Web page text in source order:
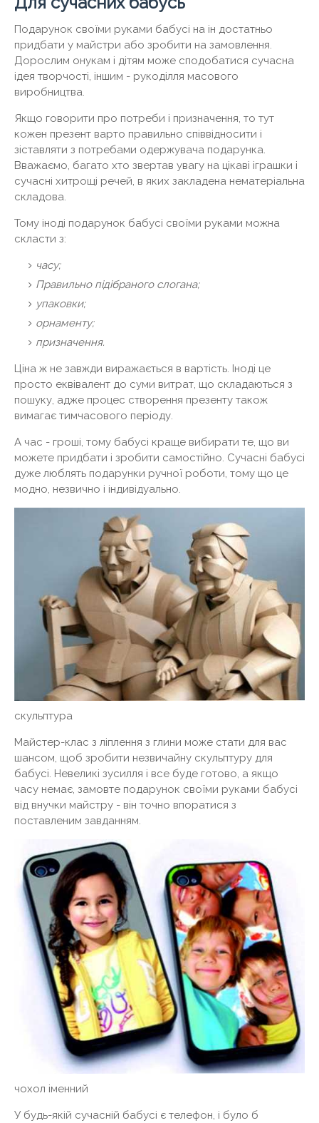
Подарунок своїми руками бабусі на ін достатньо
придбати у майстри або зробити на замовлення.
Дорослим онукам і дітям може сподобатися сучасна
ідея творчості, іншим - рукоділля масового
виробництва.
Якщо говорити про потреби і призначення, то тут
кожен презент варто правильно співвідносити і
зіставляти з потребами одержувача подарунка.
Вважаємо, багато хто звертав увагу на цікаві іграшки і
сучасні хитрощі речей, в яких закладена нематеріальна
складова.
Тому іноді подарунок бабусі своїми руками можна
скласти з:
часу;
Правильно підібраного слогана;
упаковки;
орнаменту;
призначення.
Ціна ж не завжди виражається в вартість. Іноді це
просто еквівалент до суми витрат, що складаються з
пошуку, адже процес створення презенту також
вимагає тимчасового періоду.
А час - гроші, тому бабусі краще вибирати те, що ви
можете придбати і зробити самостійно. Сучасні бабусі
дуже люблять подарунки ручної роботи, тому що це
модно, незвично і індивідуально.
скульптура
Майстер-клас з ліплення з глини може стати для вас
шансом, щоб зробити незвичайну скульптуру для
бабусі. Невеликі зусилля і все буде готово, а якщо
часу немає, замовте подарунок своїми руками бабусі
від внучки майстру - він точно впоратися з
поставленим завданням.
чохол іменний
У будь-якій сучасній бабусі є телефон, і було б